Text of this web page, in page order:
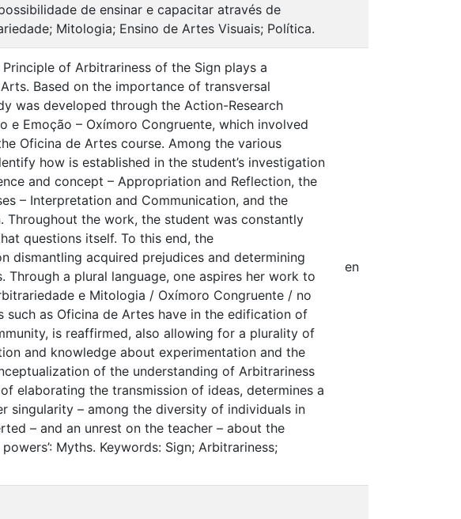
de ensinar e capacitar através de
Mitologia; Ensino de Artes Visuais; Política.
of Arbitrariness of the Sign plays a
Based on the importance of transversal
was developed through the Action-Research
Emoção – Oxímoro Congruente, which involved
Oficina de Artes course. Among the various
how is established in the student’s investigation
and concept – Appropriation and Reflection, the
– Interpretation and Communication, and the
the work, the student was constantly
questions itself. To this end, the
dismantling acquired prejudices and determining
a plural language, one aspires her work to
e Mitologia / Oxímoro Congruente / no
such as Oficina de Artes have in the edification of
is reaffirmed, also allowing for a plurality of
and knowledge about experimentation and the
of the understanding of Arbitrariness
elaborating the transmission of ideas, determines a
singularity – among the diversity of individuals in
– and an unrest on the teacher – about the
Myths. Keywords: Sign; Arbitrariness;
en